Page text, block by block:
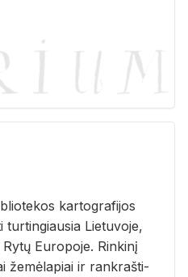
kar­to­gra­fi­jos
tur­tin­giau­sia Lie­tu­vo­je,
Eu­ro­po­je. Rin­ki­nį
že­mė­la­piai ir rank­raš­ti­